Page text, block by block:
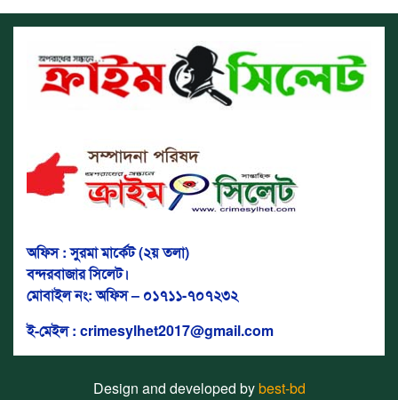
অফিস : সুরমা মার্কেট (২য় তলা)
বন্দরবাজার সিলেট।
মোবাইল নং: অফিস – ০১৭১১-৭০৭২৩২
ই-মেইল : crimesylhet2017@gmail.com
Design and developed bybest-bd